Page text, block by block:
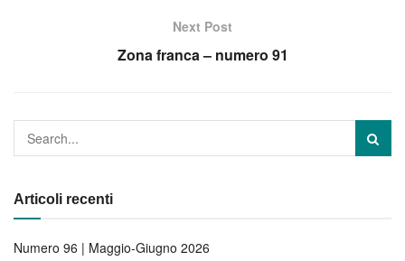
Next Post
Zona franca – numero 91
Articoli recenti
Numero 96 | Maggio-Giugno 2026